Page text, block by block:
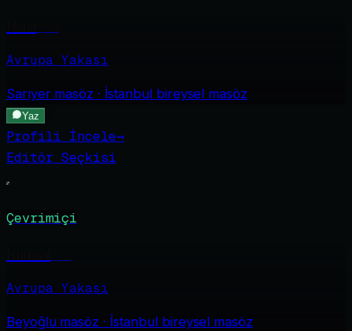
Avrupa Yakası
Sarıyermasöz · İstanbul bireysel masöz
Yaz
Profili İncele→
Editör Seçkisi
Çevrimiçi
Avrupa Yakası
Beyoğlumasöz · İstanbul bireysel masöz